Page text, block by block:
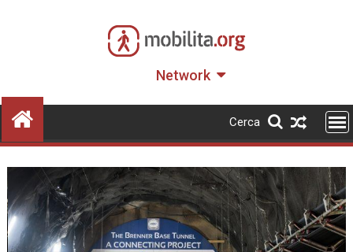
Network
Cerca